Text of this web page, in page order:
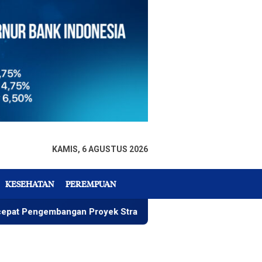
KAMIS, 6 AGUSTUS 2026
KESEHATAN PEREMPUAN
Proyek Strategis IGP Pomalaa